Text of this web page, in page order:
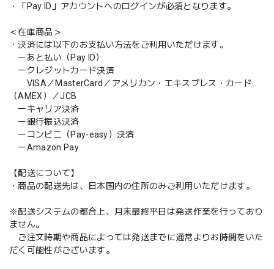
・「Pay ID」アカウントへのログインが必須となります。
＜在庫商品＞
・決済には以下のお支払い方法をご利用いただけます。
ーあと払い（Pay ID）
ークレジットカード決済
VISA／MasterCard／アメリカン・エキスプレス・カード
（AMEX）／JCB
ーキャリア決済
ー銀行振込決済
ーコンビニ（Pay-easy）決済
ーAmazon Pay
【配送について】
・商品の配送先は、日本国内の住所のみご利用いただけます。
※配送システムの都合上、月末最終平日は発送作業を行っており
ません。
ご注文時期や商品によっては発送までに通常よりお時間をいた
だく可能性がございます。